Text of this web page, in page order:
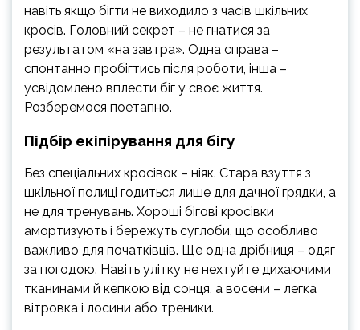
навіть якщо бігти не виходило з часів шкільних
кросів. Головний секрет – не гнатися за
результатом «на завтра». Одна справа –
спонтанно пробігтись після роботи, інша –
усвідомлено вплести біг у своє життя.
Розберемося поетапно.
Підбір екіпірування для бігу
Без спеціальних кросівок – ніяк. Стара взуття з
шкільної полиці годиться лише для дачної грядки, а
не для тренувань. Хороші бігові кросівки
амортизують і бережуть суглоби, що особливо
важливо для початківців. Ще одна дрібниця – одяг
за погодою. Навіть улітку не нехтуйте дихаючими
тканинами й кепкою від сонця, а восени – легка
вітровка і лосини або треники.